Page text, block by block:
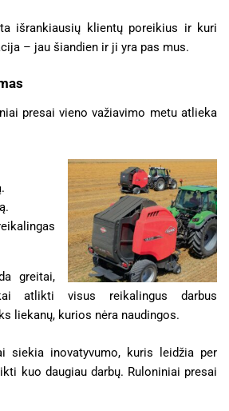
išrankiausių klientų poreikius ir kuri
– jau šiandien ir ji yra pas mus.
presai vieno važiavimo metu atlieka
greitai,
atlikti visus reikalingus darbus
liekanų, kurios nėra naudingos.
siekia inovatyvumo, kuris leidžia per
kuo daugiau darbų. Ruloniniai presai